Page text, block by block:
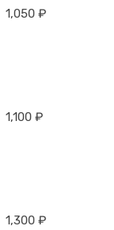
1,050 ₽
1,100 ₽
1,300 ₽